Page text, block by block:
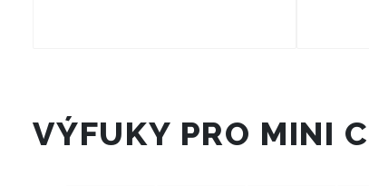
VÝFUKY PRO MINI